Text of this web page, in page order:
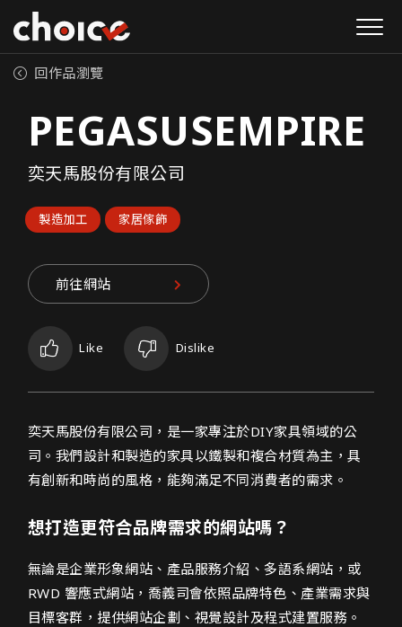
回作品瀏覽
PEGASUSEMPIRE
奕天馬股份有限公司
製造加工 家居傢飾
前往網站
Like Dislike
奕天馬股份有限公司網頁設計介紹
奕天馬股份有限公司，是一家專注於DIY家具領域的公
司。我們設計和製造的家具以鐵製和複合材質為主，具
有創新和時尚的風格，能夠滿足不同消費者的需求。
想打造更符合品牌需求的網站嗎？
無論是企業形象網站、產品服務介紹、多語系網站，或
RWD 響應式網站，喬義司會依照品牌特色、產業需求與
目標客群，提供網站企劃、視覺設計及程式建置服務。